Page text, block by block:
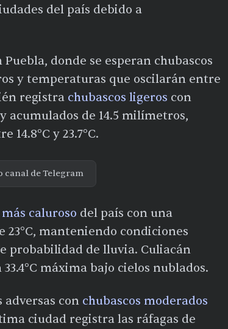
del país debido a
donde se esperan chubascos
y temperaturas que oscilarán entre
registra chubascos ligeros con
acumulados de 14.5 milímetros,
y 23.7°C.
canal de Telegram
caluroso del país con una
manteniendo condiciones
probabilidad de lluvia. Culiacán
máxima bajo cielos nublados.
con chubascos moderados
ciudad registra las ráfagas de